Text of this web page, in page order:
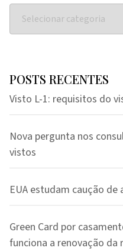
POSTS RECENTES
Visto L-1: requisitos do
Nova pergunta nos
vistos
EUA estudam caução de
Green Card por
funciona a renovação da